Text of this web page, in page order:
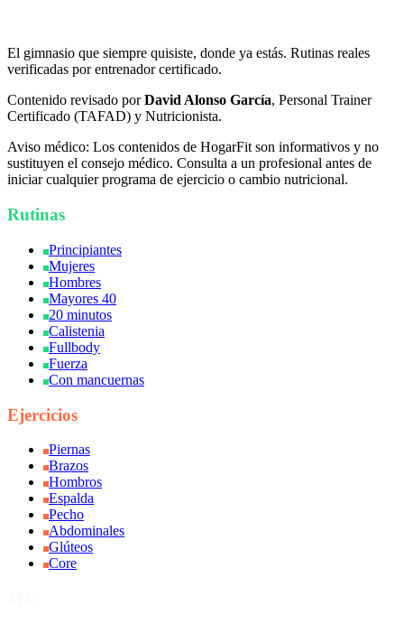
El gimnasio que siempre quisiste, donde ya estás. Rutinas reales
verificadas por entrenador certificado.
Contenido revisado porDavid Alonso García, Personal Trainer
Certificado (TAFAD) y Nutricionista.
Aviso médico: Los contenidos de HogarFit son informativos y no
sustituyen el consejo médico. Consulta a un profesional antes de
iniciar cualquier programa de ejercicio o cambio nutricional.
Rutinas
Principiantes
Mujeres
Hombres
Mayores 40
20 minutos
Calistenia
Fullbody
Fuerza
Con mancuernas
Ejercicios
Piernas
Brazos
Hombros
Espalda
Pecho
Abdominales
Glúteos
Core